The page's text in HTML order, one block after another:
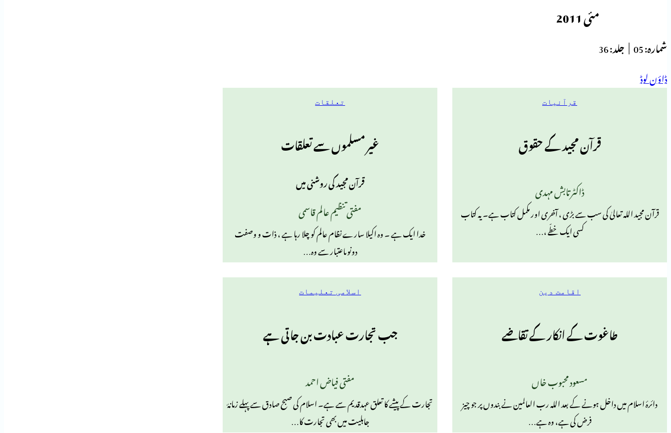
مئی 2011
شمارہ: جلد:
ڈاؤن لوڈ
قرآنیات
قرآن مجید کے حقوق
ڈاکٹر تابش مہدی
قرآن مجید اللہ تعالیٰ کی سب سے بڑی ، آخری اور مکمل کتاب ہے۔ یہ کتاب
کسی ایک خطّے ،…
تعلقات
غیر مسلموں سے تعلقات
قرآن مجید کی روشنی میں
مفتی تنظیم عالم قاسمی
خدا ایک ہے ۔ وہ اکیلا سارے نظام عالم کو چلا رہا ہے ، ذات و وصفت
دونوںاعتبار سے وہ…
اقامت دین
طاغوت کے انکار کے تقاضے
مسعود محبوب خاں
دائرۂ اسلام میں داخل ہونے کے بعد اللہ رب العالمین نے بندوں پر جو چیز
فرض کی ہے، وہ ہے…
اسلامی تعلیمات
جب تجارت عبادت بن جاتی ہے
مفتی فیاض احمد
تجارت کے پیشے کا تعلق عہدقدیم سے ہے۔ اسلام کی صبح صادق سے پہلے زمانۂ
جاہلیت میں بھی تجارت کا…